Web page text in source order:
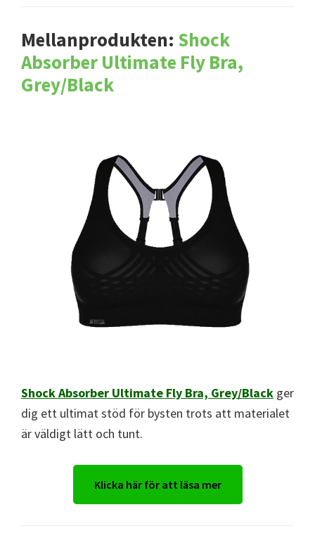
Mellanprodukten: Shock
Absorber Ultimate Fly Bra,
Grey/Black
Shock Absorber Ultimate Fly Bra, Grey/Black ger
dig ett ultimat stöd för bysten trots att materialet
är väldigt lätt och tunt.
Klicka här för att läsa mer